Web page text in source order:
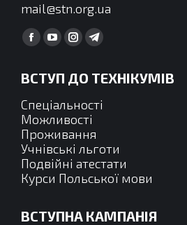
mail@stn.org.ua
Find us on:
Facebook
відкривається
у
новому
вікні
YouTube
відкривається
у
новому
вікні
Instagram
відкривається
у
новому
вікні
Telegram
відкривається
у
вікні
ВСТУП ДО ТЕХНІКУМІВ
Спеціальності
Можливості
Проживання
Учнівські льготи
Подвійні атестати
Курси Польської мови
ВСТУПНА КАМПАНІЯ